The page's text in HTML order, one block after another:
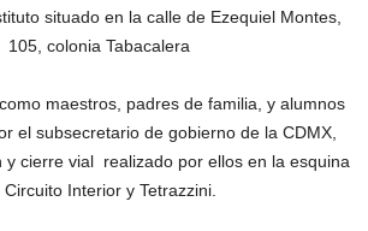
situado en la calle de Ezequiel Montes,
105, colonia Tabacalera
maestros, padres de familia, y alumnos
el subsecretario de gobierno de la CDMX,
y cierre vial realizado por ellos en la esquina
Circuito Interior y Tetrazzini.